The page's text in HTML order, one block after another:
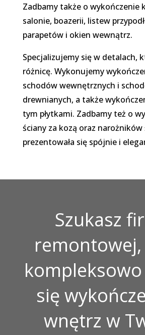
Zadbamy także o wykończenie
salonie, boazerii, listew
parapetów i okien wewnątrz.
Specjalizujemy się w detalach,
różnicę. Wykonujemy
schodów wewnętrznych i
drewnianych, a także
tym płytkami. Zadbamy też o
ściany za kozą oraz narożników
prezentowała się spójnie i
Szukasz
się
wnętrz w